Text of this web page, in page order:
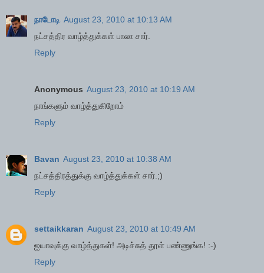
நாடோடி August 23, 2010 at 10:13 AM
ந‌ட்ச‌த்திர‌ வாழ்த்துக்க‌ள் பாலா சார்.
Reply
Anonymous August 23, 2010 at 10:19 AM
நாங்களும் வாழ்த்துகிறோம்
Reply
Bavan August 23, 2010 at 10:38 AM
நட்சத்திரத்துக்கு வாழ்த்துக்கள் சார்.;)
Reply
settaikkaran August 23, 2010 at 10:49 AM
ஐயாவுக்கு வாழ்த்துகள்! அடிச்சுத் தூள் பண்ணுங்க! :-)
Reply